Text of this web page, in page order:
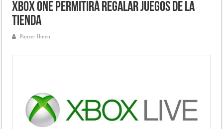
Xbox One permitirá regalar juegos de la
tienda
Panzer Ihnen